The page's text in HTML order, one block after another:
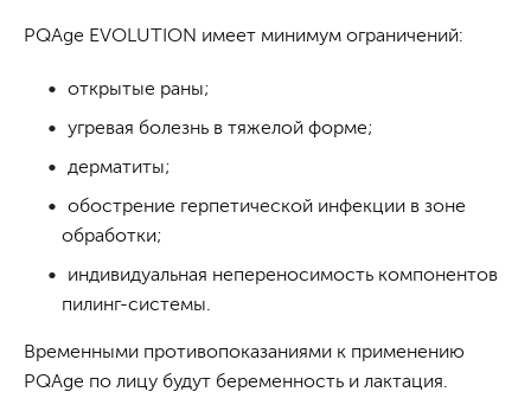
PQAge EVOLUTION имеет минимум ограничений:
открытые раны;
угревая болезнь в тяжелой форме;
дерматиты;
обострение герпетической инфекции в зоне
обработки;
индивидуальная непереносимость компонентов
пилинг-системы.
Временными противопоказаниями к применению
PQAge по лицу будут беременность и лактация.